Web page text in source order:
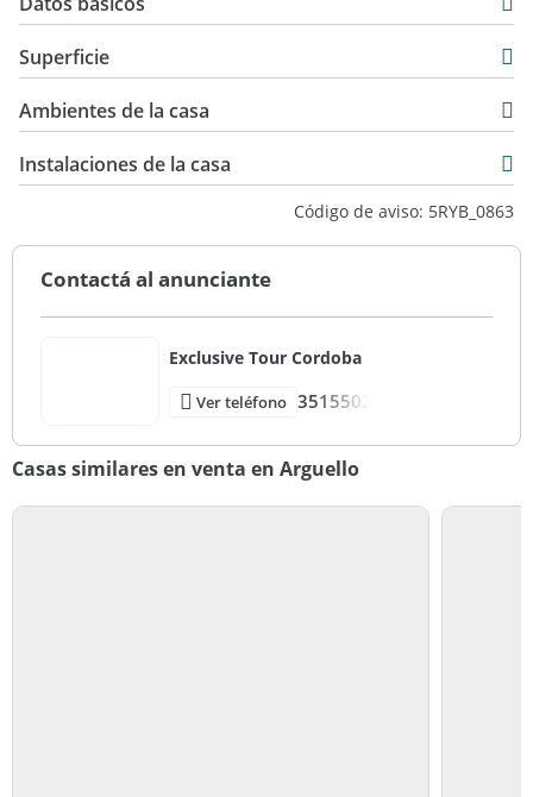
Venta
USD 185.000
Superficie
250 m2
Ambientes de la casa
Instalaciones de la casa
Código de aviso: 5RYB_0863
Contactá al anunciante
Exclusive Tour Cordoba
Ver teléfono 3515502
Casas similares en venta en Arguello